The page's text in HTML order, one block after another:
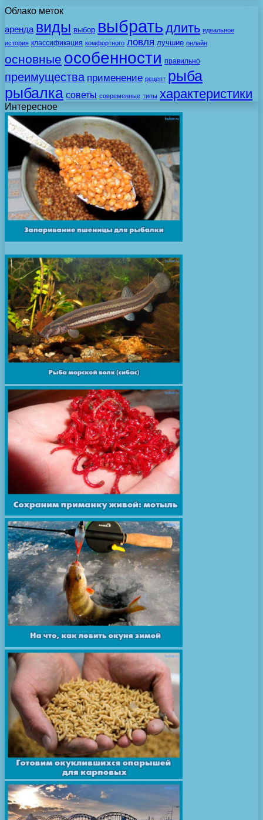
Облако меток
аренда виды выбор выбрать длить идеальное
история классификация комфортного ловля лучшие онлайн
основные особенности правильно
преимущества применение рецепт рыба
рыбалка советы современные типы характеристики
Интересное